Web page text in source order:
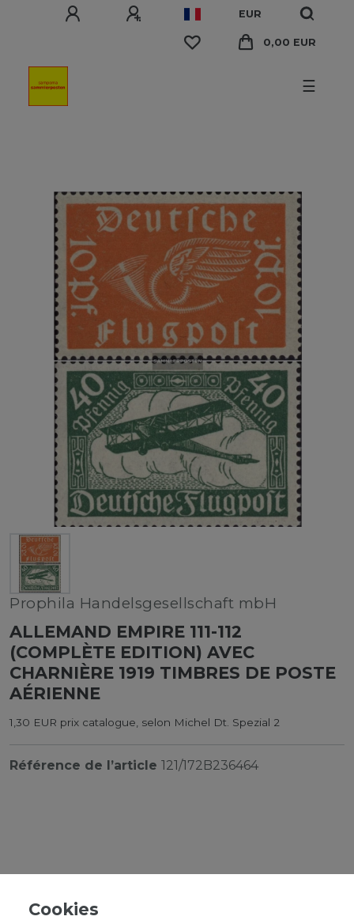
EUR
0,00 EUR
☰
Prophila Handelsgesellschaft mbH
ALLEMAND EMPIRE 111-112
(COMPLÈTE EDITION) AVEC
CHARNIÈRE 1919 TIMBRES DE POSTE
AÉRIENNE
1,30 EUR prix catalogue, selon Michel Dt. Spezial 2
Référence de l’article 121/172B236464
1,79 EUR
Cookies